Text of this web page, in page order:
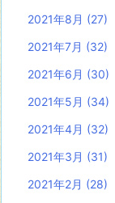
2021年8月 (27)
2021年7月 (32)
2021年6月 (30)
2021年5月 (34)
2021年4月 (32)
2021年3月 (31)
2021年2月 (28)